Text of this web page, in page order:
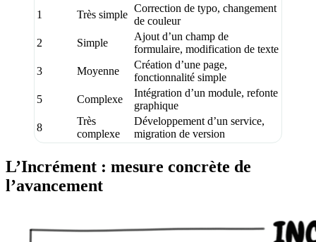
1 Très simple
Correction de typo, changement
de couleur
2
Simple
Ajout d’un champ de
formulaire, modification de texte
3
Moyenne
Création d’une page,
fonctionnalité simple
5
Complexe
Intégration d’un module, refonte
graphique
8
Très
complexe
Développement d’un service,
migration de version
L’Incrément : mesure concrète de
l’avancement